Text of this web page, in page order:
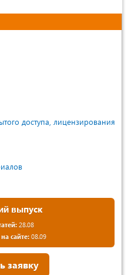
доступа, лицензирования
выпуск
28.08
сайте:08.09
заявку